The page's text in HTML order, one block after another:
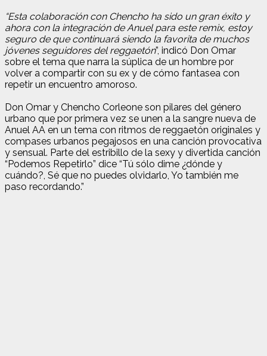
“Esta colaboración con Chencho ha sido un gran éxito y
ahora con la integración de Anuel para este remix, estoy
seguro de que continuará siendo la favorita de muchos
jóvenes seguidores del reggaetón”, indicó Don Omar
sobre el tema que narra la súplica de un hombre por
volver a compartir con su ex y de cómo fantasea con
repetir un encuentro amoroso.
Don Omar y Chencho Corleone son pilares del género
urbano que por primera vez se unen a la sangre nueva de
Anuel AA en un tema con ritmos de reggaetón originales y
compases urbanos pegajosos en una canción provocativa
y sensual. Parte del estribillo de la sexy y divertida canción
“Podemos Repetirlo” dice “Tú sólo dime ¿dónde y
cuándo?, Sé que no puedes olvidarlo, Yo también me
paso recordando.”